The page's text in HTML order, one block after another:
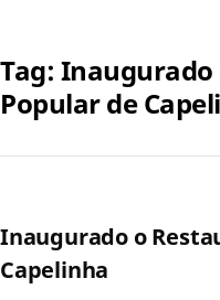
Tag: Inaugurado
Popular de
Inaugurado o
Capelinha